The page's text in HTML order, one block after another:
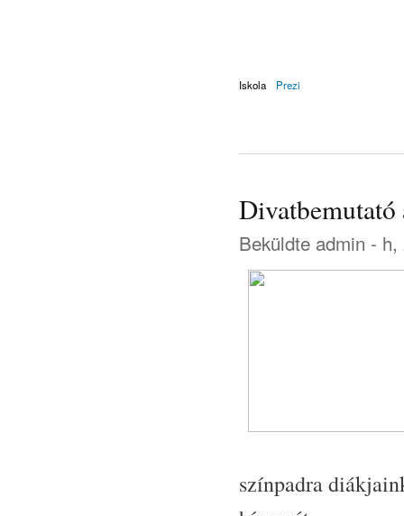
Iskola Prezi
Divatbemutató
Beküldte admin - h,
színpadra